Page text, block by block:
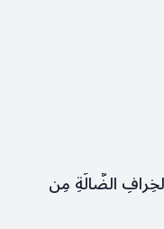
الضَّالَّةِ مِن